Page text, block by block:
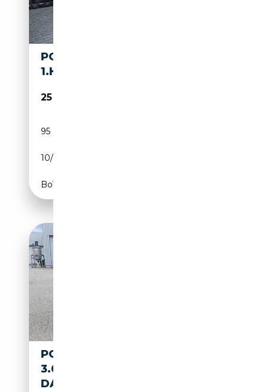
PORSCHE CAYENNE DIESEL
1.HAND 18WEGE
25 990€
95 981 km
10/2011
Boîte automatique
PORSCHE CAYENNE CAYENNE
3.0 TURBO V6*PANO
DAK*LED*FULL*